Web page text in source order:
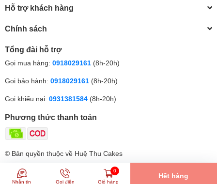
Hỗ trợ khách hàng
Chính sách
Tổng đài hỗ trợ
Gọi mua hàng: 0918029161 (8h-20h)
Gọi bảo hành: 0918029161 (8h-20h)
Gọi khiếu nại: 0931381584 (8h-20h)
Phương thức thanh toán
© Bản quyền thuộc về Huệ Thu Cakes
Nhắn tin Gọi điện
0
Giỏ hàng
Hết hàng